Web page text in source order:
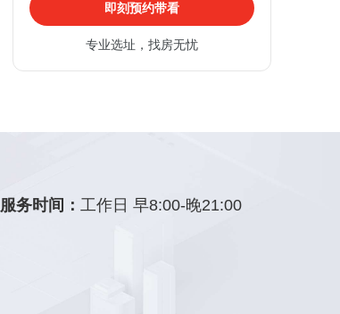
即刻预约带看
专业选址，找房无忧
服务时间：工作日 早8:00-晚21:00